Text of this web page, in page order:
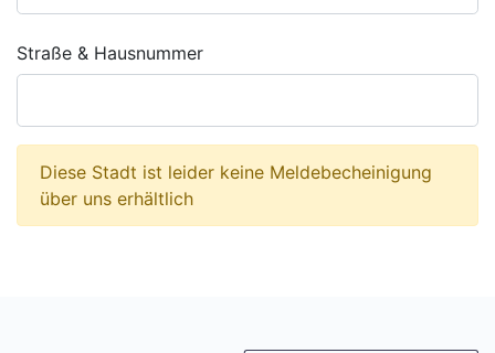
Straße & Hausnummer
Diese Stadt ist leider keine Meldebecheinigung
über uns erhältlich